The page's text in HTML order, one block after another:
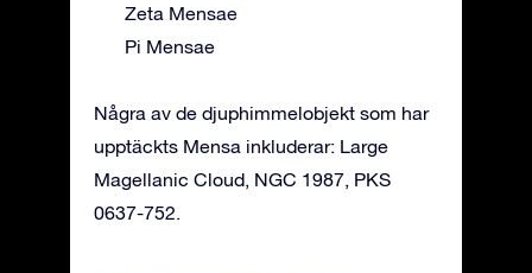
Zeta Mensae
Pi Mensae
Några av de djuphimmelobjekt som har
upptäckts Mensa inkluderar: Large
Magellanic Cloud, NGC 1987, PKS
0637-752.